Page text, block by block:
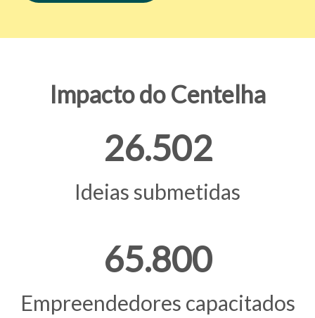
Impacto do Centelha
26.502
Ideias submetidas
65.800
Empreendedores capacitados